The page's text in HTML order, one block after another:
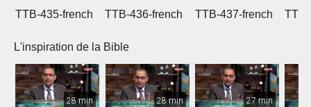
TTB-435-french TTB-436-french TTB-437-french
L'inspiration de la Bible
28 min 28 min 27 min